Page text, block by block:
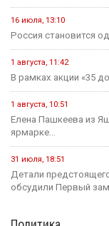
16 июля, 13:10
Россия становится
1 августа, 11:42
В рамках акции «35
1 августа, 10:51
Елена Пашкеева из
ярмарке...
31 июля, 18:51
Детали
обсудили Первый